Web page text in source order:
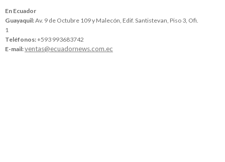
En Ecuador
Guayaquil:Av. 9 de Octubre 109 y Malecón, Edif. Santistevan, Piso 3, Ofi.
1
Teléfonos:+593 993683742
E-mail:ventas@ecuadornews.com.ec